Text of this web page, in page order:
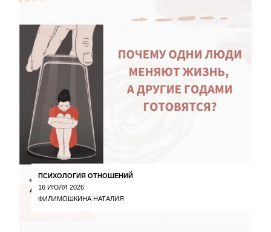
ПСИХОЛОГИЯ ОТНОШЕНИЙ
16 ИЮЛЯ 2026
ФИЛИМОШКИНА НАТАЛИЯ